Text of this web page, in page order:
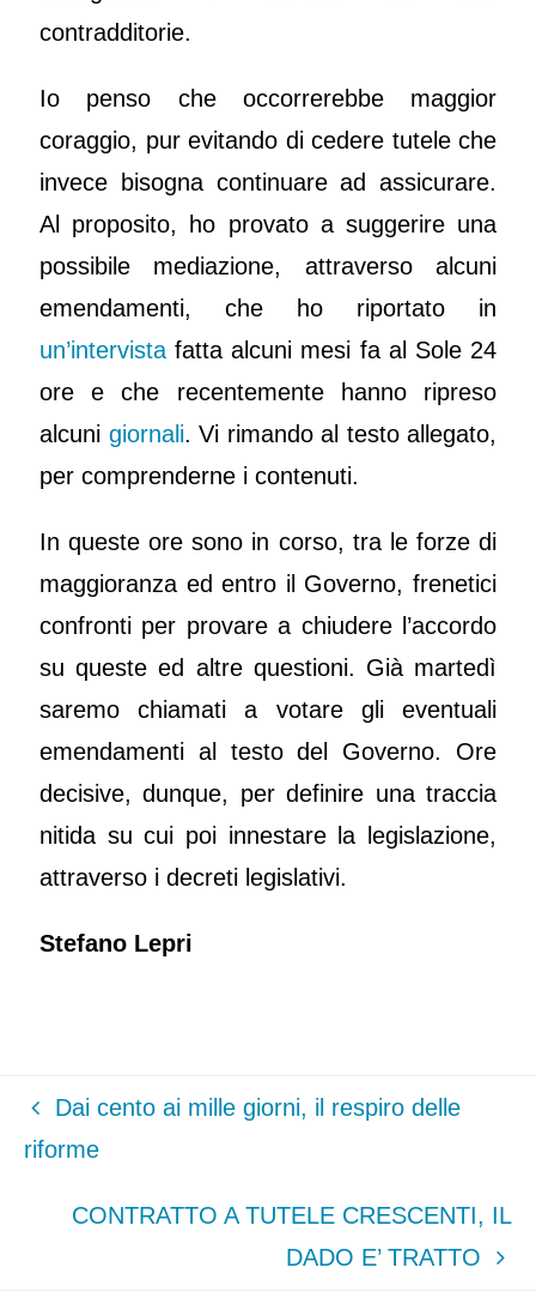
contradditorie.
Io penso che occorrerebbe maggior
coraggio, pur evitando di cedere tutele che
invece bisogna continuare ad assicurare.
Al proposito, ho provato a suggerire una
possibile mediazione, attraverso alcuni
emendamenti, che ho riportato in
un’intervista fatta alcuni mesi fa al Sole 24
ore e che recentemente hanno ripreso
alcuni giornali. Vi rimando al testo allegato,
per comprenderne i contenuti.
In queste ore sono in corso, tra le forze di
maggioranza ed entro il Governo, frenetici
confronti per provare a chiudere l’accordo
su queste ed altre questioni. Già martedì
saremo chiamati a votare gli eventuali
emendamenti al testo del Governo. Ore
decisive, dunque, per definire una traccia
nitida su cui poi innestare la legislazione,
attraverso i decreti legislativi.
Stefano Lepri
Dai cento ai mille giorni, il respiro delle
riforme
CONTRATTO A TUTELE CRESCENTI, IL
DADO E’ TRATTO